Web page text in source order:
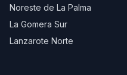
Noreste de La Palma
La Gomera Sur
Lanzarote Norte